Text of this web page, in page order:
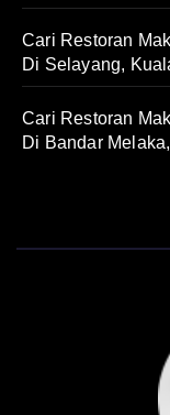
Cari Restoran
Di Selayang,
Cari Restoran
Di Bandar